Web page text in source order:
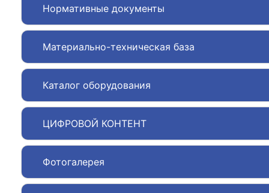
Нормативные документы
Материально-техническая база
Каталог оборудования
ЦИФРОВОЙ КОНТЕНТ
Фотогалерея